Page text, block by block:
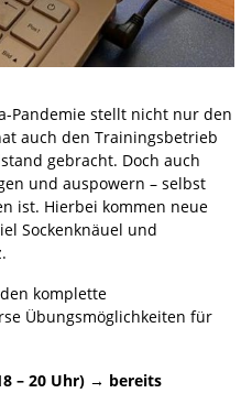
Pandemie stellt nicht nur den
auch den Trainingsbetrieb
gebracht. Doch auch
und auspowern – selbst
ist. Hierbei kommen neue
Sockenknäuel und
komplette
Übungsmöglichkeiten für
– 20 Uhr) → bereits